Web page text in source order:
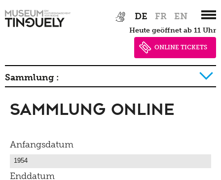
Hauptnavigation
to
DE FR EN
heute geöffnet ab 11 Uhr
ONLINE TICKETS
Sammlung :
Geschichte der Sammlung Detail
Sammlung Online
Anfangsdatum
Enddatum